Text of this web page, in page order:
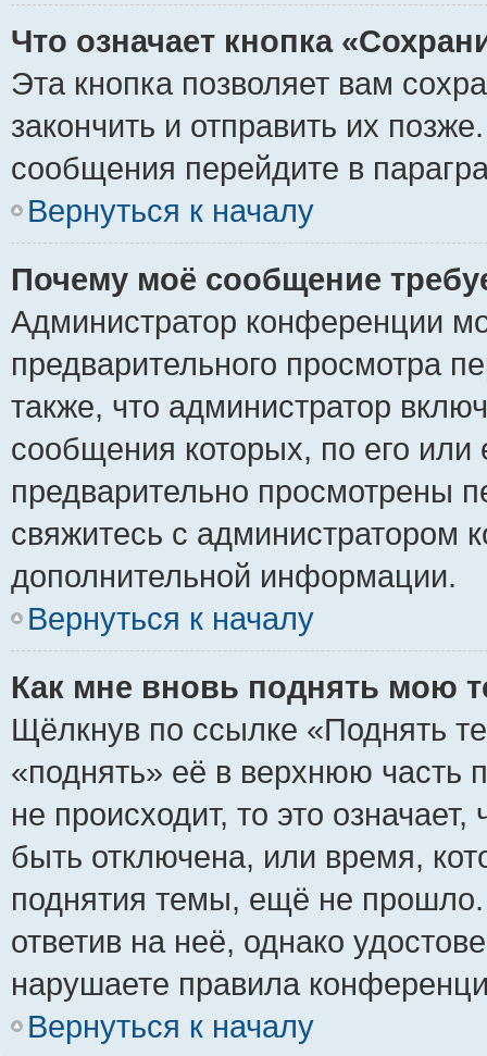
Что означает кнопка
Эта кнопка позволяет вам
закончить и отправить их
сообщения перейдите в
Вернуться к началу
Почему моё сообщение
Администратор конференции
предварительного просмотра
также, что администратор
сообщения которых, по его
предварительно просмотрены
свяжитесь с администратором
дополнительной информации.
Вернуться к началу
Как мне вновь поднять мою
Щёлкнув по ссылке «Поднять
«поднять» её в верхнюю часть
не происходит, то это
быть отключена, или время,
поднятия темы, ещё не
ответив на неё, однако
нарушаете правила
Вернуться к началу